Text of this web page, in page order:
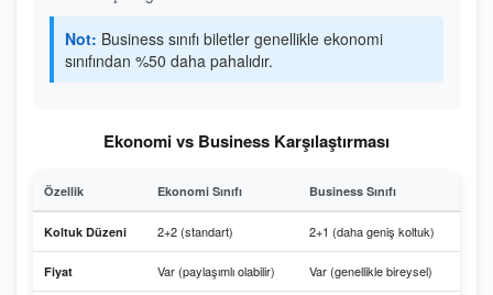
Not: Business sınıfı biletler genellikle ekonomi
sınıfından %50 daha pahalıdır.
Ekonomi vs Business Karşılaştırması
Özellik Ekonomi Sınıfı Business Sınıfı
Koltuk Düzeni 2+2 (standart) 2+1 (daha geniş koltuk)
Fiyat Var (paylaşımlı olabilir) Var (genellikle bireysel)